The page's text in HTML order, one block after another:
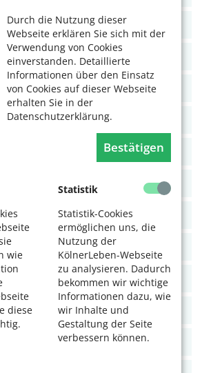
Durch die Nutzung dieser
Webseite erklären Sie sich mit der
Verwendung von Cookies
einverstanden. Detaillierte
Informationen über den Einsatz
von Cookies auf dieser Webseite
erhalten Sie in der
Datenschutzerklärung.
Bestätigen
wie
diese
Statistik
Statistik-Cookies
ermöglichen uns, die
Nutzung der
KölnerLeben-Webseite
zu analysieren. Dadurch
bekommen wir wichtige
Informationen dazu, wie
wir Inhalte und
Gestaltung der Seite
verbessern können.
2021
2021
2021
2021
2021
21
2020
2020
2020
2020
2020